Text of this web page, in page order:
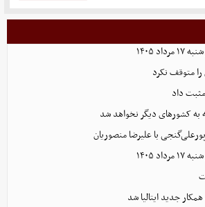
۱۴۰۵
را متوقف نکرد
داد
کشورهای دیگر نخواهد شد
با علیرضا منصوریان
۱۴۰۵
جدید ایتالیا شد